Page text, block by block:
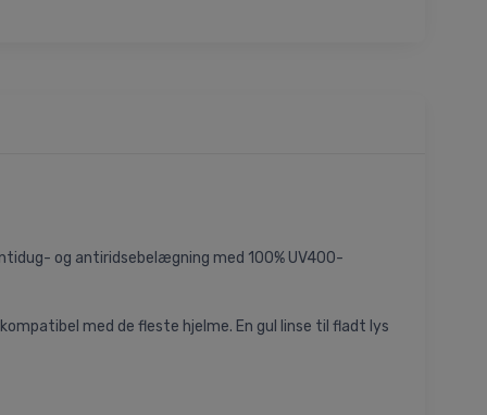
og antiridsebelægning med 100% UV400-
med de fleste hjelme. En gul linse til fladt lys